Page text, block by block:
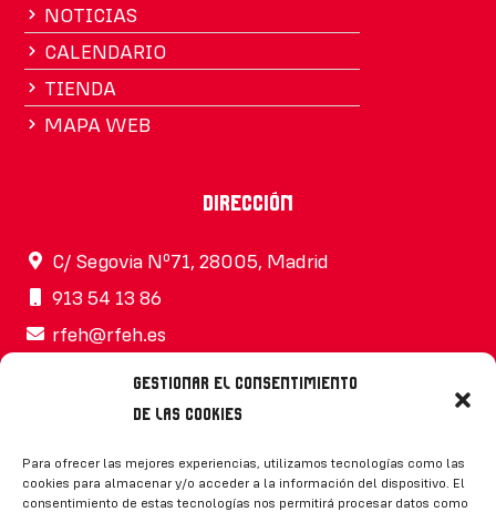
Gestionar el consentimiento
de las cookies
Para ofrecer las mejores experiencias, utilizamos tecnologías como las
cookies para almacenar y/o acceder a la información del dispositivo. El
consentimiento de estas tecnologías nos permitirá procesar datos como
NOTICIAS
CALENDARIO
TIENDA
MAPA WEB
Dirección
C/ Segovia Nº71, 28005, Madrid
913 54 13 86
rfeh@rfeh.es
Síguenos